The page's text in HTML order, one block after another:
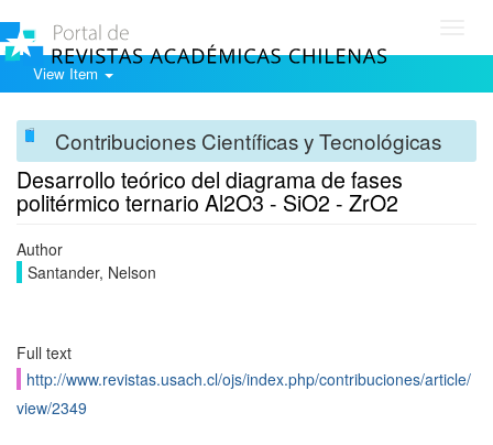
View Item
Contribuciones Científicas y Tecnológicas
Desarrollo teórico del diagrama de fases
politérmico ternario Al2O3 - SiO2 - ZrO2
Author
Santander, Nelson
Full text
http://www.revistas.usach.cl/ojs/index.php/contribuciones/article/
view/2349